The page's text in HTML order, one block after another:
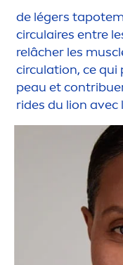
de légers tapote
circulaires entre
relâcher les
circulation, ce qui
peau et
rides du lion avec